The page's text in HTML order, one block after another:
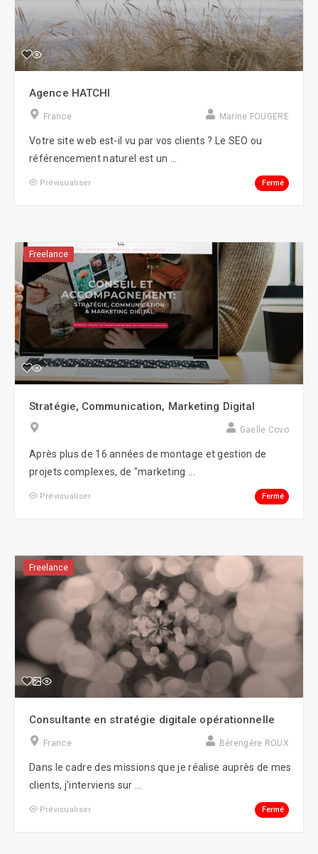
Agence HATCHI
France Marine FOUGERE
Votre site web est-il vu par vos clients ? Le SEO ou
référencement naturel est un ...
Prévisualiser Fermé
Freelance
Stratégie, Communication, Marketing Digital
Gaelle Covo
Après plus de 16 années de montage et gestion de
projets complexes, de "marketing ...
Prévisualiser Fermé
Freelance
Consultante en stratégie digitale opérationnelle
France Bérengère ROUX
Dans le cadre des missions que je réalise auprès de mes
clients, j'interviens sur ...
Prévisualiser Fermé